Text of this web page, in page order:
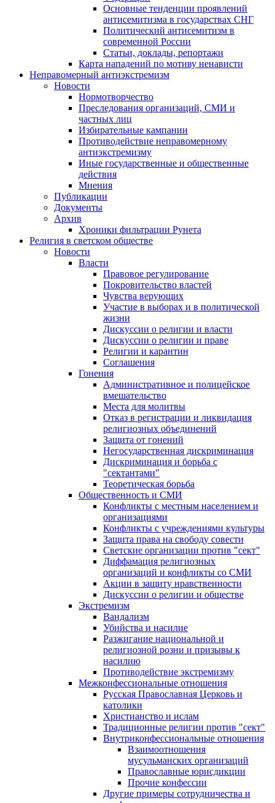
Основные тенденции проявлений
антисемитизма в государствах СНГ
Политический антисемитизм в
современной России
Статьи, доклады, репортажи
Карта нападений по мотиву ненависти
Неправомерный антиэкстремизм
Новости
Нормотворчество
Преследования организаций, СМИ и
частных лиц
Избирательные кампании
Противодействие неправомерному
антиэкстремизму
Иные государственные и общественные
действия
Мнения
Публикации
Документы
Архив
Хроники фильтрации Рунета
Религия в светском обществе
Новости
Власти
Правовое регулирование
Покровительство властей
Чувства верующих
Участие в выборах и в политической
жизни
Дискуссии о религии и власти
Дискуссии о религии и праве
Религии и карантин
Соглашения
Гонения
Административное и полицейское
вмешательство
Места для молитвы
Отказ в регистрации и ликвидация
религиозных объединений
Защита от гонений
Негосударственная дискриминация
Дискриминация и борьба с
"сектантами"
Теоретическая борьба
Общественность и СМИ
Конфликты с местным населением и
организациями
Конфликты с учреждениями культуры
Защита права на свободу совести
Светские организации против "сект"
Диффамация религиозных
организаций и конфликты со СМИ
Акции в защиту нравственности
Дискуссии о религии и обществе
Экстремизм
Вандализм
Убийства и насилие
Разжигание национальной и
религиозной розни и призывы к
насилию
Противодействие экстремизму
Межконфессиональные отношения
Русская Православная Церковь и
католики
Христианство и ислам
Традиционные религии против "сект"
Внутриконфессиональные отношения
Взаимоотношения
мусульманских организаций
Православные юрисдикции
Прочие конфессии
Другие примеры сотрудничества и